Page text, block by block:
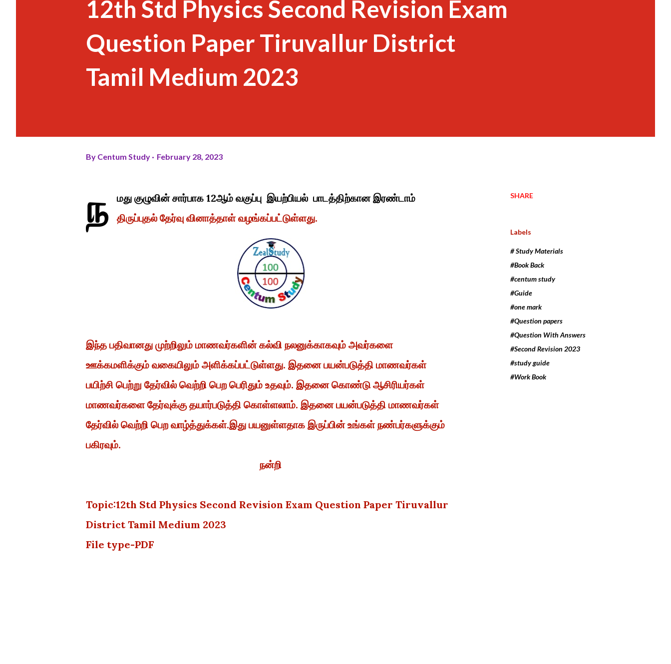
12th Std Physics Second Revision Exam
Question Paper Tiruvallur District
Tamil Medium 2023
By Centum Study February 28, 2023
ந
மது குழுவின் சார்பாக 12ஆம் வகுப்பு இயற்பியல் பாடத்திற்கான இரண்டாம்
திருப்புதல் தேர்வு வினாத்தாள் வழங்கப்பட்டுள்ளது.
இந்த பதிவானது முற்றிலும் மாணவர்களின் கல்வி நலனுக்காகவும் அவர்களை
ஊக்கமளிக்கும் வகையிலும் அளிக்கப்பட்டுள்ளது. இதனை பயன்படுத்தி மாணவர்கள்
பயிற்சி பெற்று தேர்வில் வெற்றி பெற பெரிதும் உதவும். இதனை கொண்டு ஆசிரியர்கள்
மாணவர்களை தேர்வுக்கு தயார்படுத்தி கொள்ளலாம். இதனை பயன்படுத்தி மாணவர்கள்
தேர்வில் வெற்றி பெற வாழ்த்துக்கள்.இது பயனுள்ளதாக இருப்பின் உங்கள் நண்பர்களுக்கும்
பகிரவும்.
நன்றி
Topic:12th Std Physics Second Revision Exam Question Paper Tiruvallur
District Tamil Medium 2023
File type-PDF
SHARE
Labels
# Study Materials
#Book Back
#centum study
#Guide
#one mark
#Question papers
#Question With Answers
#Second Revision 2023
#study guide
#Work Book